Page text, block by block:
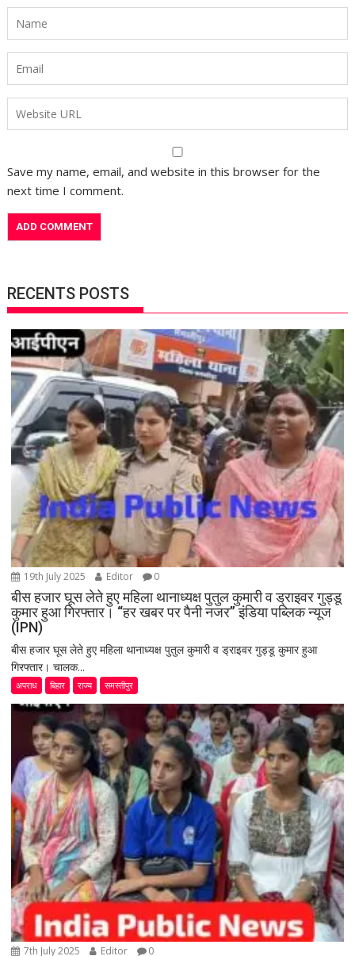
Save my name, email, and website in this browser for the
next time I comment.
RECENTS POSTS
19th July 2025 Editor 0
बीस हजार घूस लेते हुए महिला थानाध्यक्ष पुतुल कुमारी व ड्राइवर गुड्डू
कुमार हुआ गिरफ्तार। “हर खबर पर पैनी नजर” इंडिया पब्लिक न्यूज
(IPN)
बीस हजार घूस लेते हुए महिला थानाध्यक्ष पुतुल कुमारी व ड्राइवर गुड्डू कुमार हुआ
गिरफ्तार। चालक...
अपराध बिहार राज्य समस्तीपुर
7th July 2025 Editor 0